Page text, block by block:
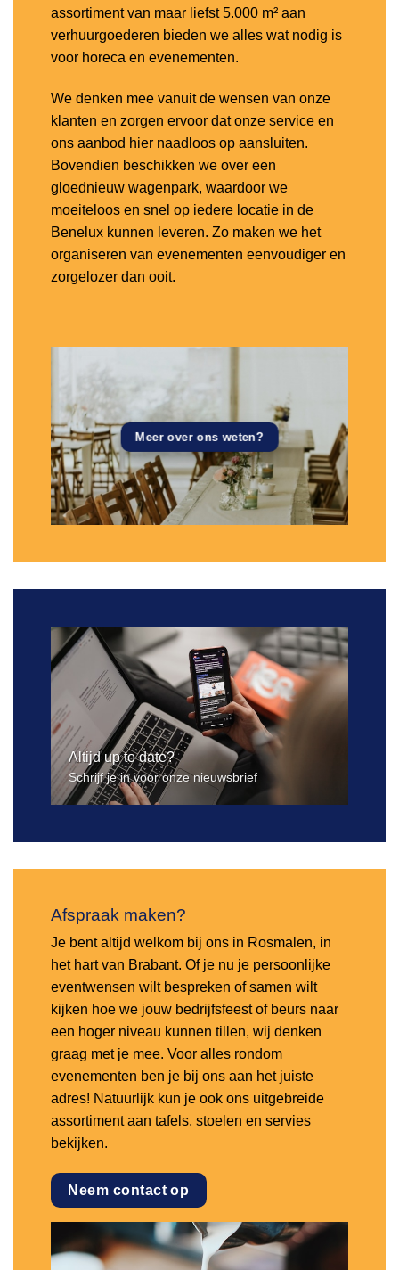
assortiment van maar liefst 5.000 m² aan
verhuurgoederen bieden we alles wat nodig is
voor horeca en evenementen.
We denken mee vanuit de wensen van onze
klanten en zorgen ervoor dat onze service en
ons aanbod hier naadloos op aansluiten.
Bovendien beschikken we over een
gloednieuw wagenpark, waardoor we
moeiteloos en snel op iedere locatie in de
Benelux kunnen leveren. Zo maken we het
organiseren van evenementen eenvoudiger en
zorgelozer dan ooit.
Meer over ons weten?
Altijd up to date?
Schrijf je in voor onze nieuwsbrief
Afspraak maken?
Je bent altijd welkom bij ons in Rosmalen, in
het hart van Brabant. Of je nu je persoonlijke
eventwensen wilt bespreken of samen wilt
kijken hoe we jouw bedrijfsfeest of beurs naar
een hoger niveau kunnen tillen, wij denken
graag met je mee. Voor alles rondom
evenementen ben je bij ons aan het juiste
adres! Natuurlijk kun je ook ons uitgebreide
assortiment aan tafels, stoelen en servies
bekijken.
Neem contact op